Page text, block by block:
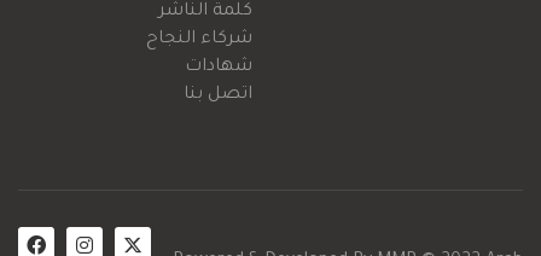
كلمة الناشر
شركاء النجاح
شهادات
اتصل بنا